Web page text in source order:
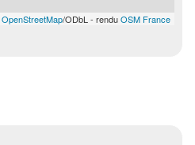
OpenStreetMap/ODbL - renduOSM France